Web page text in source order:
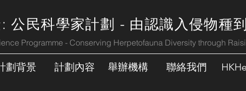
公民科學家計劃 - 由認識入侵物種
Programme - Conserving Herpetofauna Diversity through
劃背景 計劃內容 舉辦機構 聯絡我們